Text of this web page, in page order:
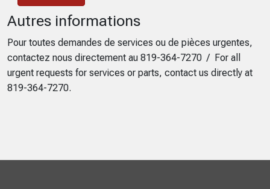
Autres informations
Autres informations
Pour toutes demandes de services ou de pièces urgentes,
contactez nous directement au 819-364-7270 / For all
urgent requests for services or parts, contact us directly at
819-364-7270.